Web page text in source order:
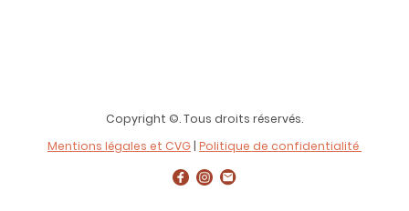
Copyright ©. Tous droits réservés.
Mentions légales et CVG | Politique de confidentialité